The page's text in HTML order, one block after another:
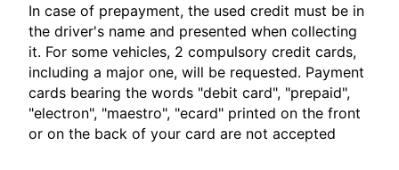
In case of prepayment, the used credit must be in
the driver's name and presented when collecting
it. For some vehicles, 2 compulsory credit cards,
including a major one, will be requested. Payment
cards bearing the words "debit card", "prepaid",
"electron", "maestro", "ecard" printed on the front
or on the back of your card are not accepted